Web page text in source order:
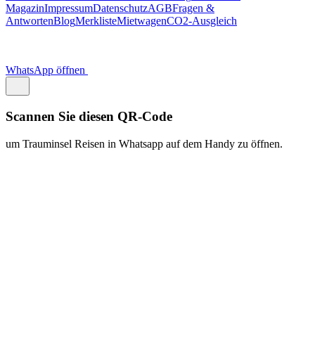
https://traum.is/waAuf diesem PC fortfahren